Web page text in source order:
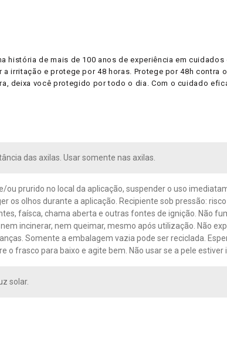
história de mais de 100 anos de experiência em
irritação e protege por 48 horas. Protege por 48h contra
deixa você protegido por todo o dia. Com o cuidado
das axilas. Usar somente nas axilas.
ou prurido no local da aplicação, suspender o uso
os olhos durante a aplicação. Recipiente sob pressão:
faísca, chama aberta e outras fontes de ignição. Não
incinerar, nem queimar, mesmo após utilização. Não
Somente a embalagem vazia pode ser reciclada.
o frasco para baixo e agite bem. Não usar se a pele
solar.